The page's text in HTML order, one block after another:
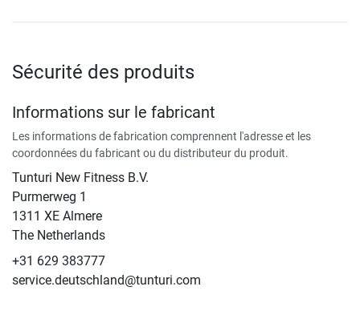
Sécurité des produits
Informations sur le fabricant
Les informations de fabrication comprennent l'adresse et les
coordonnées du fabricant ou du distributeur du produit.
Tunturi New Fitness B.V.
​Purmerweg 1
1311 XE Almere
The Netherlands
+31 629 383777
service.deutschland@tunturi.com